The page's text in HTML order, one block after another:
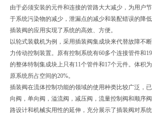
由于必须安装的元件和连接的管路大大减少，为用户
于系统污染物的减少，泄漏点的减少和装配错误的降低
插装阀的应用实现了系统的高效、方便。
以轮式装载机为例，采用插装阀集成块来代替故障不
力传动控制装置。原有控制系统有60多个连接管件和
的整体特制集成块上只有11个管件和17个元件。体积
原系统所占空间的20%。
插装阀在流体控制功能的领域的使用种类比较广泛，
向阀，单向阀，溢流阀，减压阀，流量控制阀和顺序
路设计和机械实用性的延伸，充分展示了插装阀对系